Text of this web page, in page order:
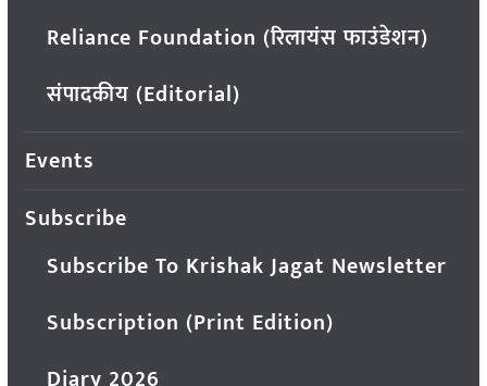
Reliance Foundation (रिलायंस फाउंडेशन)
संपादकीय (Editorial)
Events
Subscribe
Subscribe To Krishak Jagat Newsletter
Subscription (Print Edition)